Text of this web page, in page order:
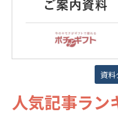
資料
人気記事ラン